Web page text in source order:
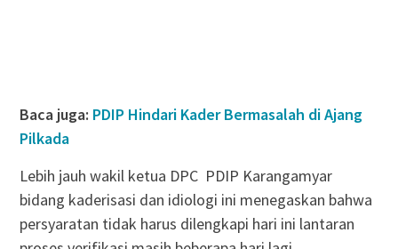
Baca juga: PDIP Hindari Kader Bermasalah di Ajang
Pilkada
Lebih jauh wakil ketua DPC PDIP Karangamyar
bidang kaderisasi dan idiologi ini menegaskan bahwa
persyaratan tidak harus dilengkapi hari ini lantaran